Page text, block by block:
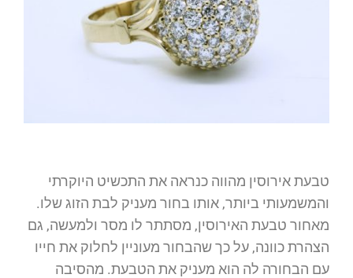
טבעת אירוסין מהווה כנראה את התכשיט היוקרתי
והמשמעותי ביותר, אותו בחור מעניק לבת הזוג שלו.
מאחור טבעת האירוסין, מסתתר לו מסר ולמעשה, גם
הצהרת כוונה, על כך שהבחור מעוניין לחלוק את חייו
עם הבחורה לה הוא מעניק את הטבעת. מהסיבה